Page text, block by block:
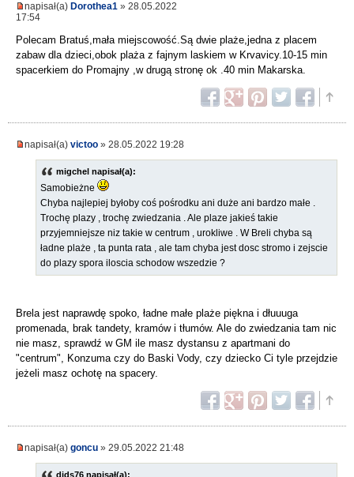
napisał(a) Dorothea1 » 28.05.2022
17:54
Polecam Bratuś,mała miejscowość.Są dwie plaże,jedna z placem
zabaw dla dzieci,obok plaża z fajnym laskiem w Krvavicy.10-15 min
spacerkiem do Promajny ,w drugą stronę ok .40 min Makarska.
napisał(a) victoo » 28.05.2022 19:28
migchel napisał(a):
Samobieżne
Chyba najlepiej byłoby coś pośrodku ani duże ani bardzo małe .
Trochę plazy , trochę zwiedzania . Ale plaze jakieś takie
przyjemniejsze niz takie w centrum , urokliwe . W Breli chyba są
ładne plaże , ta punta rata , ale tam chyba jest dosc stromo i zejscie
do plazy spora iloscia schodow wszedzie ?
Brela jest naprawdę spoko, ładne małe plaże piękna i dłuuuga
promenada, brak tandety, kramów i tłumów. Ale do zwiedzania tam nic
nie masz, sprawdź w GM ile masz dystansu z apartmani do
"centrum", Konzuma czy do Baski Vody, czy dziecko Ci tyle przejdzie
jeżeli masz ochotę na spacery.
napisał(a) goncu » 29.05.2022 21:48
dids76 napisał(a):